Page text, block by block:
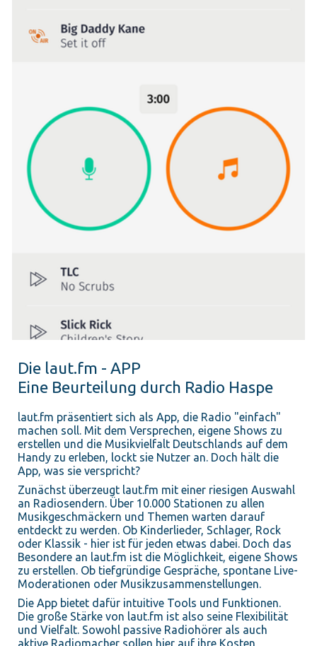
Die laut.fm - APP
Eine Beurteilung durch Radio Haspe
laut.fm präsentiert sich als App, die Radio "einfach"
machen soll. Mit dem Versprechen, eigene Shows zu
erstellen und die Musikvielfalt Deutschlands auf dem
Handy zu erleben, lockt sie Nutzer an. Doch hält die
App, was sie verspricht?
Zunächst überzeugt laut.fm mit einer riesigen Auswahl
an Radiosendern. Über 10.000 Stationen zu allen
Musikgeschmäckern und Themen warten darauf
entdeckt zu werden. Ob Kinderlieder, Schlager, Rock
oder Klassik - hier ist für jeden etwas dabei. Doch das
Besondere an laut.fm ist die Möglichkeit, eigene Shows
zu erstellen. Ob tiefgründige Gespräche, spontane Live-
Moderationen oder Musikzusammenstellungen.
Die App bietet dafür intuitive Tools und Funktionen.
Die große Stärke von laut.fm ist also seine Flexibilität
und Vielfalt. Sowohl passive Radiohörer als auch
aktive Radiomacher sollen hier auf ihre Kosten